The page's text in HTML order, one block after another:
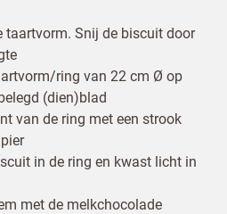
taartvorm. Snij de biscuit door
ring van 22 cm Ø op
(dien)blad
van de ring met een strook
in de ring en kwast licht in
met de melkchocolade